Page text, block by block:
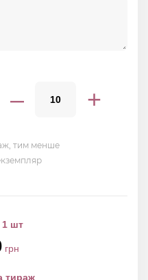
– +
тим менше
1 шт
грн
тираж